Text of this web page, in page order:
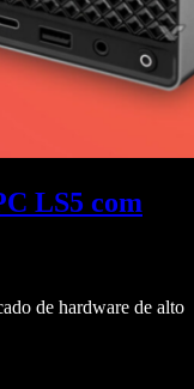
LS5 com
de hardware de alto